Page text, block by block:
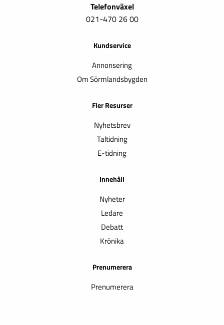
Telefonväxel
021-470 26 00
Kundservice
Annonsering
Om Sörmlandsbygden
Fler Resurser
Nyhetsbrev
Taltidning
E-tidning
Innehåll
Nyheter
Ledare
Debatt
Krönika
Prenumerera
Prenumerera